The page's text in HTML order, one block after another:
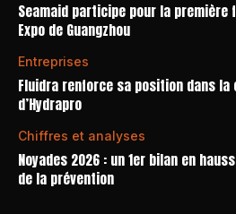
Seamaid participe pour la première
Expo de Guangzhou
Entreprises
Fluidra renforce sa position dans la
d’Hydrapro
Chiffres et analyses
Noyades 2026 : un 1er bilan en
de la prévention